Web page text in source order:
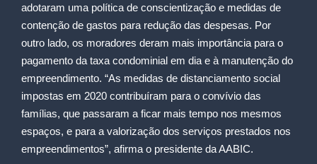
adotaram uma política de conscientização e medidas de
contenção de gastos para redução das despesas. Por
outro lado, os moradores deram mais importância para o
pagamento da taxa condominial em dia e à manutenção do
empreendimento. “As medidas de distanciamento social
impostas em 2020 contribuíram para o convívio das
famílias, que passaram a ficar mais tempo nos mesmos
espaços, e para a valorização dos serviços prestados nos
empreendimentos”, afirma o presidente da AABIC.